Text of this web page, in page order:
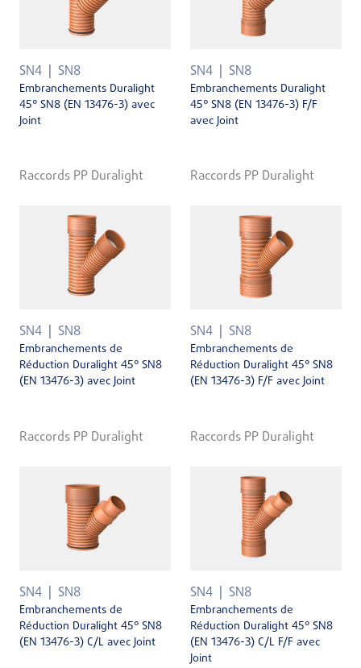
SN4 SN8
Embranchements Duralight
45° SN8 (EN 13476-3) avec
Joint
Raccords PP Duralight
SN4 SN8
Embranchements Duralight
45° SN8 (EN 13476-3) F/F
avec Joint
Raccords PP Duralight
SN4 SN8
Embranchements de
Réduction Duralight 45° SN8
(EN 13476-3) avec Joint
Raccords PP Duralight
SN4 SN8
Embranchements de
Réduction Duralight 45° SN8
(EN 13476-3) F/F avec Joint
Raccords PP Duralight
SN4 SN8
Embranchements de
Réduction Duralight 45° SN8
(EN 13476-3) C/L avec Joint
SN4 SN8
Embranchements de
Réduction Duralight 45° SN8
(EN 13476-3) C/L F/F avec
Joint